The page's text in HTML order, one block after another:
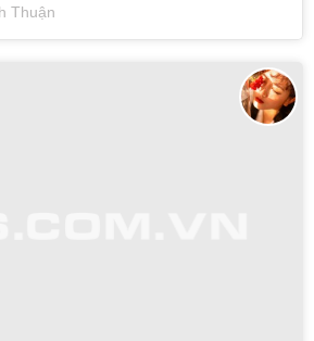
Thuận